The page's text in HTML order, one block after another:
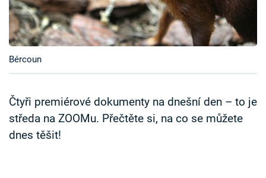
Časopis
Sledujte prima+
Sledujte nás
Bércoun
Čtyři premiérové dokumenty na dnešní den – to je
středa na ZOOMu. Přečtěte si, na co se můžete
dnes těšit!